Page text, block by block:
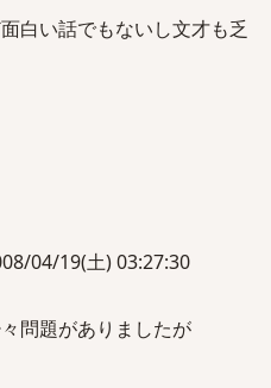
白い話でもないし文才も乏
04/19(土) 03:27:30
問題がありましたが